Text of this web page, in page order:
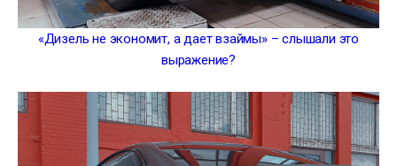
«Дизель не экономит, а дает взаймы» – слышали это
выражение?